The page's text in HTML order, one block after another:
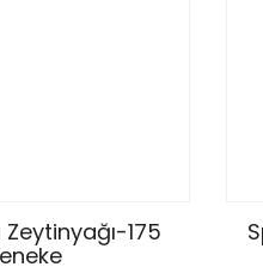
175